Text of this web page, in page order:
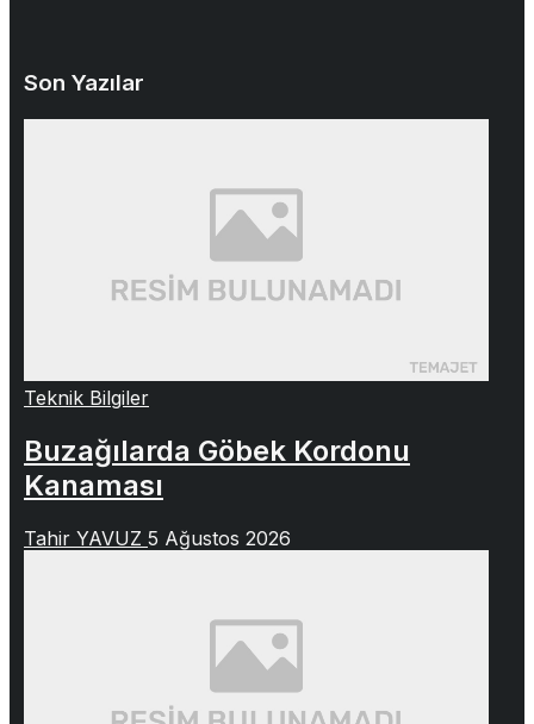
Son Yazılar
Teknik Bilgiler
Buzağılarda Göbek Kordonu
Kanaması
Tahir YAVUZ 5 Ağustos 2026